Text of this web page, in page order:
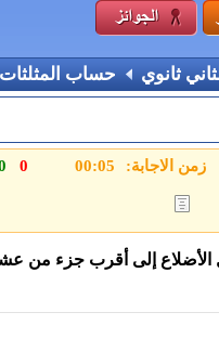
ثانوي حساب
زمن الاجابة: 0
إلى أقرب جزء من